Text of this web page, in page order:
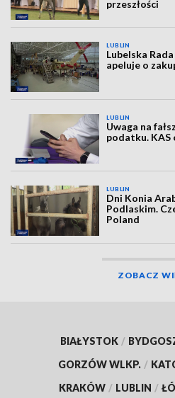
przeszłości
LUBLIN
Lubelska
apeluje o
LUBLIN
Uwaga na
podatku. KAS
LUBLIN
Dni Konia
Podlaskim.
Poland
ZOBACZ
BIAŁYSTOK /
GORZÓW WLKP. /
KRAKÓW / LUBLIN /